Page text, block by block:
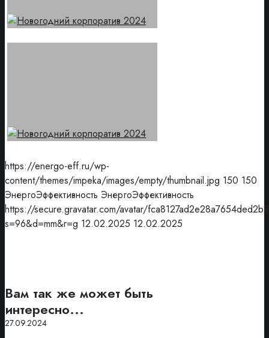
https://energo-eff.ru/wp-
content/themes/impeka/images/empty/thumbnail.jpg 150 150
ЭнергоЭффективность ЭнергоЭффективность
https://secure.gravatar.com/avatar/
s=96&d=mm&r=g 12.02.2025 12.02.2025
Вам так же может быть
интересно...
27.09.2024